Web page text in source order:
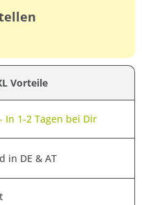
Vorteile
In 1-2 Tagen bei Dir
in DE & AT